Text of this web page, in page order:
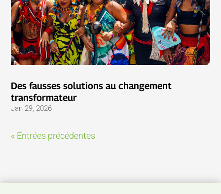
Des fausses solutions au changement
transformateur
Jan 29, 2026
« Entrées précédentes